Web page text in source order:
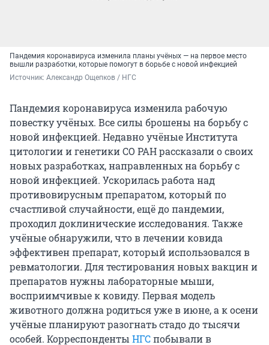
Пандемия коронавируса изменила планы учёных — на первое место
вышли разработки, которые помогут в борьбе с новой инфекцией
Источник: Александр Ощепков / НГС
Пандемия коронавируса изменила рабочую
повестку учёных. Все силы брошены на борьбу с
новой инфекцией. Недавно учёные Института
цитологии и генетики СО РАН рассказали о своих
новых разработках, направленных на борьбу с
новой инфекцией. Ускорилась работа над
противовирусным препаратом, который по
счастливой случайности, ещё до пандемии,
проходил доклинические исследования. Также
учёные обнаружили, что в лечении ковида
эффективен препарат, который использовался в
ревматологии. Для тестирования новых вакцин и
препаратов нужны лабораторные мыши,
восприимчивые к ковиду. Первая модель
животного должна родиться уже в июне, а к осени
учёные планируют разогнать стадо до тысячи
особей. Корреспонденты НГСпобывали в